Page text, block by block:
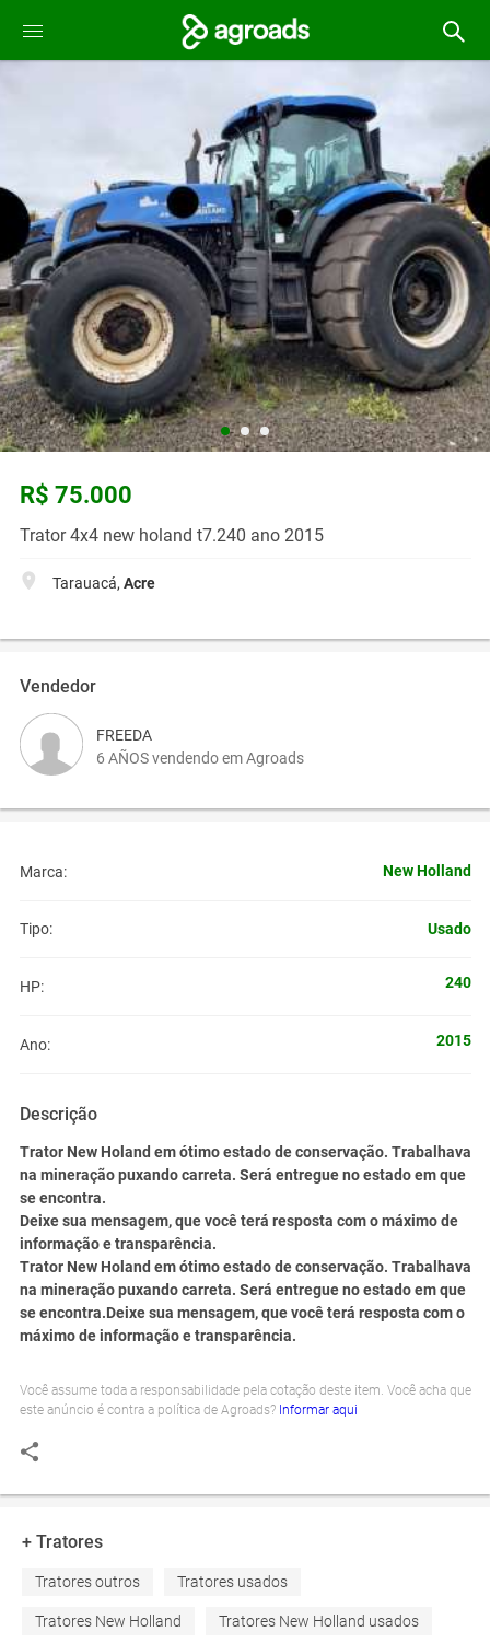
R$ 75.000
Trator 4x4 new holand t7.240 ano 2015
Tarauacá, Acre
Vendedor
FREEDA
6 AÑOS vendendo em Agroads
Marca: New Holland
Tipo: Usado
HP: 240
Ano: 2015
Descrição
Trator New Holand em ótimo estado de conservação. Trabalhava
na mineração puxando carreta. Será entregue no estado em que
se encontra.
Deixe sua mensagem, que você terá resposta com o máximo de
informação e transparência.
Trator New Holand em ótimo estado de conservação. Trabalhava
na mineração puxando carreta. Será entregue no estado em que
se encontra.Deixe sua mensagem, que você terá resposta com o
máximo de informação e transparência.
Você assume toda a responsabilidade pela cotação deste item. Você acha que
este anúncio é contra a política de Agroads? Informar aqui
+ Tratores
Tratores outros Tratores usados
Tratores New Holland Tratores New Holland usados